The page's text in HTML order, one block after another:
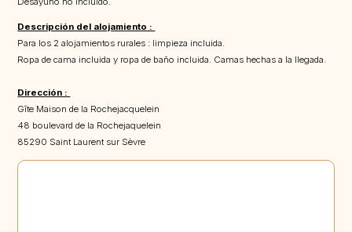
Descripción del alojamiento :
Para los 2 alojamientos rurales : limpieza incluida.
Ropa de cama incluida y ropa de baño incluida. Camas hechas a la llegada.
Dirección :
Gîte Maison de la Rochejacquelein
48 boulevard de la Rochejaquelein
85290 Saint Laurent sur Sèvre